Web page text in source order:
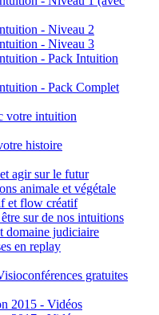
- Niveau 2
- Niveau 3
- Pack Intuition
- Pack Complet
votre intuition
histoire
agir sur le futur
animale et végétale
et flow créatif
sur de nos intuitions
domaine judiciaire
en replay
gratuites
2015 - Vidéos